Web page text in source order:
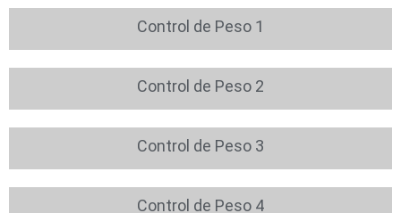
Control de Peso 1
Control de Peso 2
Control de Peso 3
Control de Peso 4